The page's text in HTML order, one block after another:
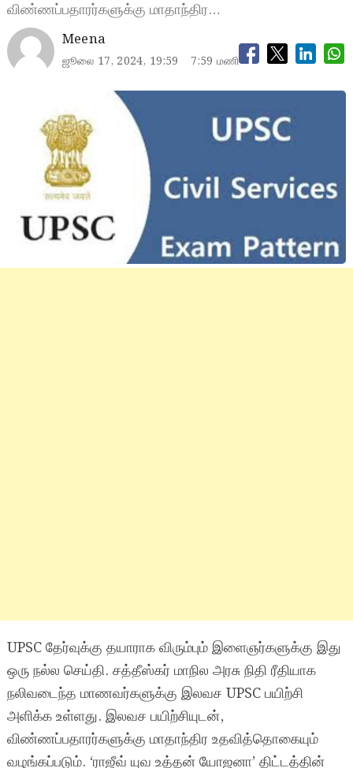
விண்ணப்பதாரர்களுக்கு மாதாந்திர…
Meena
ஜூலை 17, 2024, 19:59 7:59 மணி
UPSC தேர்வுக்கு தயாராக விரும்பும் இளைஞர்களுக்கு இது
ஒரு நல்ல செய்தி. சத்தீஸ்கர் மாநில அரசு நிதி ரீதியாக
நலிவடைந்த மாணவர்களுக்கு இலவச UPSC பயிற்சி
அளிக்க உள்ளது. இலவச பயிற்சியுடன்,
விண்ணப்பதாரர்களுக்கு மாதாந்திர உதவித்தொகையும்
வழங்கப்படும். ‘ராஜீவ் யுவ உத்தன் யோஜனா’ திட்டத்தின்